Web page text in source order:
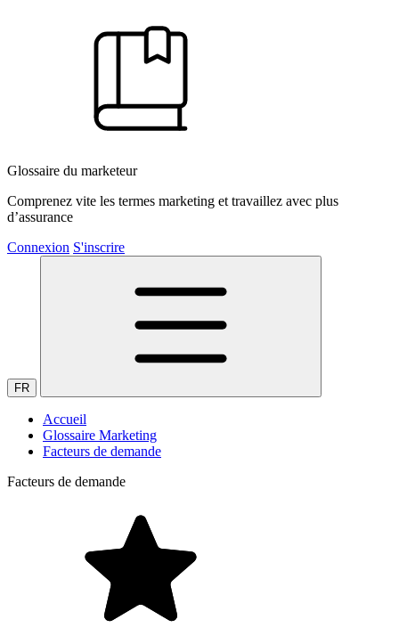
Glossaire du marketeur
Comprenez vite les termes marketing et travaillez avec plus
d’assurance
Connexion S'inscrire
FR
Accueil
Glossaire Marketing
Facteurs de demande
Facteurs de demande